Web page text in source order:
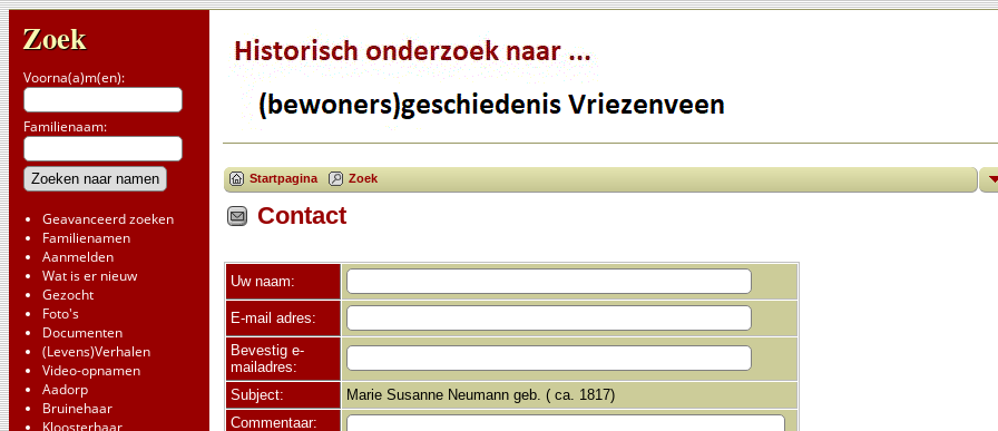
Zoek
Voorna(a)m(en):
Familienaam:
Geavanceerd zoeken
Familienamen
Aanmelden
Wat is er nieuw
Gezocht
Foto's
Documenten
(Levens)Verhalen
Video-opnamen
Aadorp
Bruinehaar
Kloosterhaar
Startpagina Zoek
Contact
Uw naam:
E-mail adres:
Bevestig e-
mailadres:
Subject:
Marie Susanne Neumann geb. ( ca. 1817)
Commentaar: